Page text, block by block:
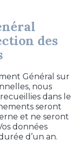
des
Général sur
nous
dans le
seront
et ne seront
données
d’un an.